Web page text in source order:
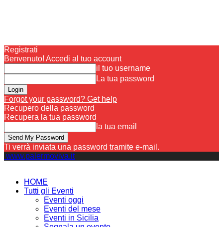
Registrati
Benvenuto! Accedi al tuo account
il tuo username
La tua password
Forgot your password? Get help
Recupero della password
Recupera la tua password
la tua email
Ti verrà inviata una password tramite e-mail.
www.palermoviva.it
HOME
Tutti gli Eventi
Eventi oggi
Eventi del mese
Eventi in Sicilia